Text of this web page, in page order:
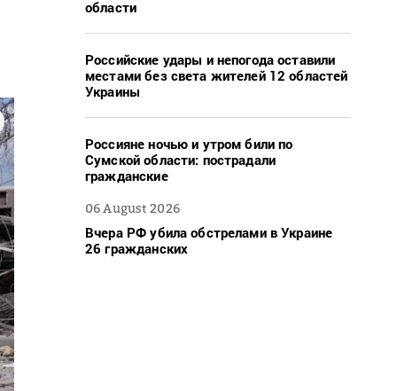
области
Российские удары и непогода оставили
местами без света жителей 12 областей
Украины
Россияне ночью и утром били по
Сумской области: пострадали
гражданские
06 August 2026
Вчера РФ убила обстрелами в Украине
26 гражданских